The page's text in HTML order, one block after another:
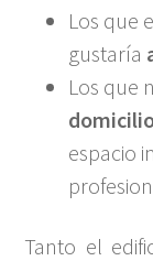
Los que
gustaría
Los que
espacio
Tanto el